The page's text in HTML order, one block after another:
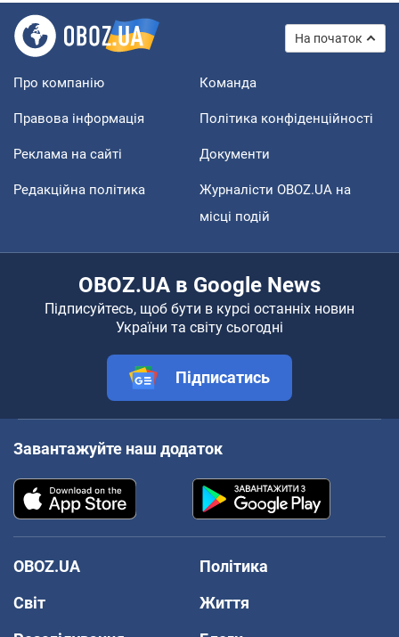
На початок
Про компанію Команда
Правова інформація Політика конфіденційності
Реклама на сайті Документи
Редакційна політика
Журналісти OBOZ.UA на
місці подій
OBOZ.UA в Google News
Підписуйтесь, щоб бути в курсі останніх новин
України та світу сьогодні
Підписатись
Завантажуйте наш додаток
OBOZ.UA
Політика
Світ
Життя